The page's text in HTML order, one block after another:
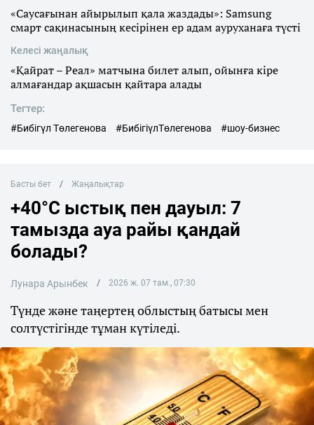
«Саусағынан айырылып қала жаздады»: Samsung
смарт сақинасының кесірінен ер адам ауруханаға түсті
Келесі жаңалық
«Қайрат – Реал» матчына билет алып, ойынға кіре
алмағандар ақшасын қайтара алады
Тегтер:
#Бибігүл Төлегенова #БибігіүлТөлегенова #шоу-бизнес
Басты бет Жаңалықтар
+40°C ыстық пен дауыл: 7
тамызда ауа райы қандай
болады?
Лунара Арынбек 2026 ж. 07 там., 07:30
Түнде және таңертең облыстың батысы мен
солтүстігінде тұман күтіледі.